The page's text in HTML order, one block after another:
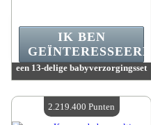
een 13-delige babyverzorgingsset
Beschikbare hoeveelheid :4
IK BEN
GEÏNTERESSEERD.
2.219.400 Punten